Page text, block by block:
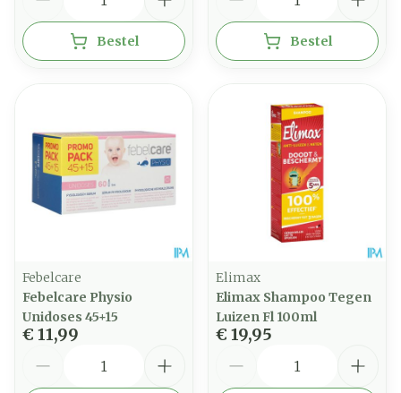
Bestel Bestel
Febelcare
Febelcare Physio
Unidoses 45+15
€ 11,99
Elimax
Elimax Shampoo Tegen
Luizen Fl 100ml
€ 19,95